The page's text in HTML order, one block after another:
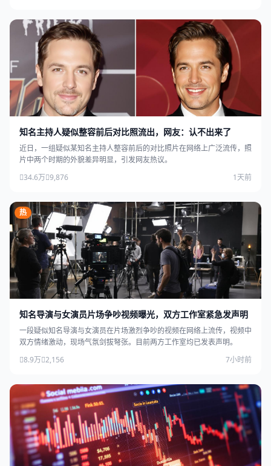
知名主持人疑似整容前后对比照流出，网友：认不出来了
近日，一组疑似某知名主持人整容前后的对比照片在网络上广泛流传，照
片中两个时期的外貌差异明显，引发网友热议。
34.6万 9,876 1天前
热
知名导演与女演员片场争吵视频曝光，双方工作室紧急发声明
一段疑似知名导演与女演员在片场激烈争吵的视频在网络上流传，视频中
双方情绪激动，现场气氛剑拔弩张。目前两方工作室均已发表声明。
8.9万 2,156 7小时前